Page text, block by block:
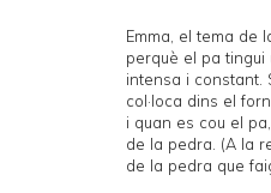
Emma, el tema de
perquè el pa
intensa i constant.
col·loca dins el
i quan es cou el
de la pedra. (A la
de la pedra que